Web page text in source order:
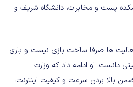
پست و مخابرات، دانشگاه شریف و
ها صرفا ساخت بازی نیست و بازی
دانست. او ادامه داد که وزارت
بالا بردن سرعت و کیفیت اینترنت،